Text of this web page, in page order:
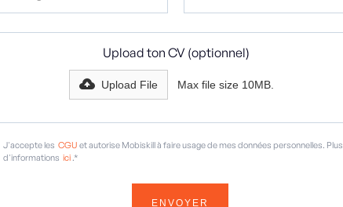
Upload ton CV (optionnel)
Upload File Max file size 10MB.
J'accepte les CGU et autorise Mobiskill à faire usage de mes données personnelles. Plus
d'informations ici .*